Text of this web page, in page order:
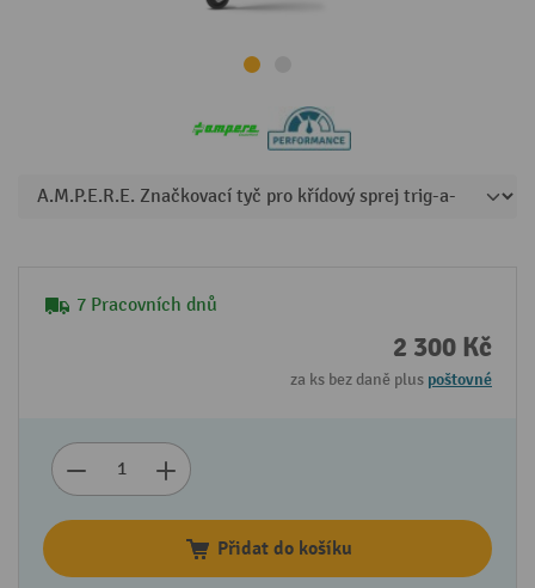
7 Pracovních dnů
2 300 Kč
za ks bez daně plus poštovné
Přidat do košíku